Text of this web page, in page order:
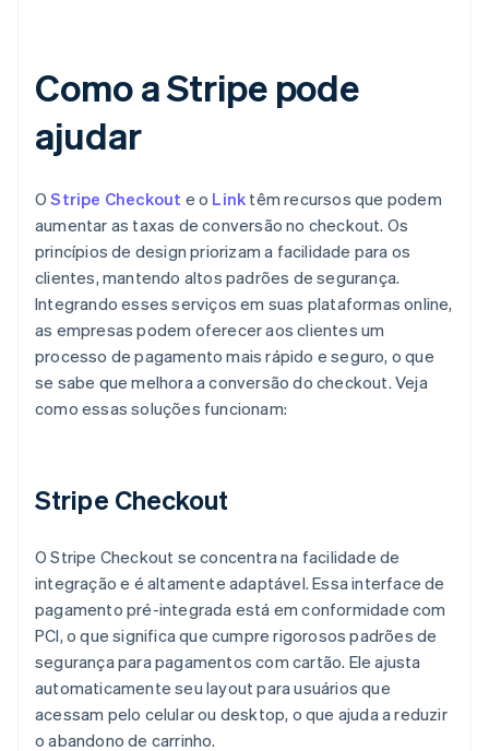
Como a Stripe pode
ajudar
OStripe Checkout e o Link têm recursos que podem
aumentar as taxas de conversão no checkout. Os
princípios de design priorizam a facilidade para os
clientes, mantendo altos padrões de segurança.
Integrando esses serviços em suas plataformas online,
as empresas podem oferecer aos clientes um
processo de pagamento mais rápido e seguro, o que
se sabe que melhora a conversão do checkout. Veja
como essas soluções funcionam:
Stripe Checkout
O Stripe Checkout se concentra na facilidade de
integração e é altamente adaptável. Essa interface de
pagamento pré-integrada está em conformidade com
PCI, o que significa que cumpre rigorosos padrões de
segurança para pagamentos com cartão. Ele ajusta
automaticamente seu layout para usuários que
acessam pelo celular ou desktop, o que ajuda a reduzir
o abandono de carrinho.